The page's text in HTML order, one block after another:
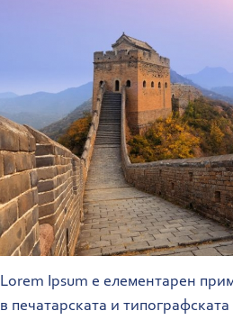
Lorem Ipsum е елементарен
в печатарската и